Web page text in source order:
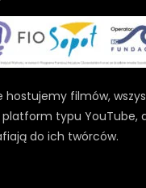
hostujemy filmów,
typu YouTube,
do ich twórców.